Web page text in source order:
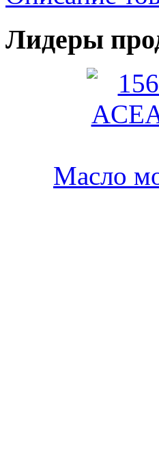
Лидеры
Масло